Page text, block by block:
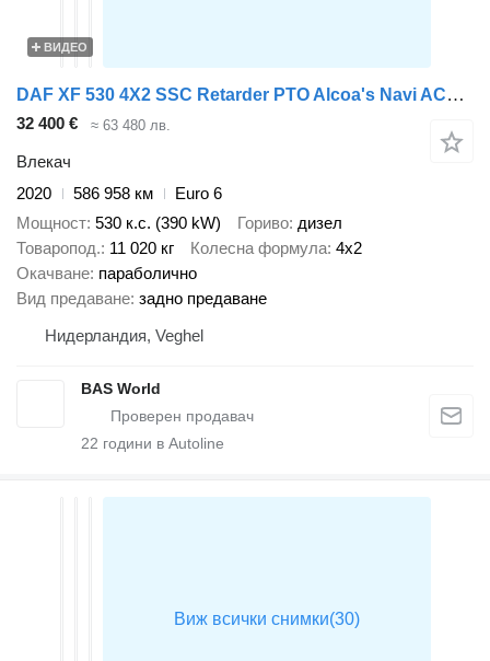
ВИДЕО
DAF XF 530 4X2 SSC Retarder PTO Alcoa's Navi ACC Standklima
32 400 € ≈ 63 480 лв.
Влекач
2020
586 958 км
Euro 6
Мощност 530 к.с. (390 kW) Гориво дизел
Товаропод. 11 020 кг Колесна формула 4x2
Окачване параболично
Вид предаване задно предаване
Нидерландия, Veghel
BAS World
22 години в Autoline